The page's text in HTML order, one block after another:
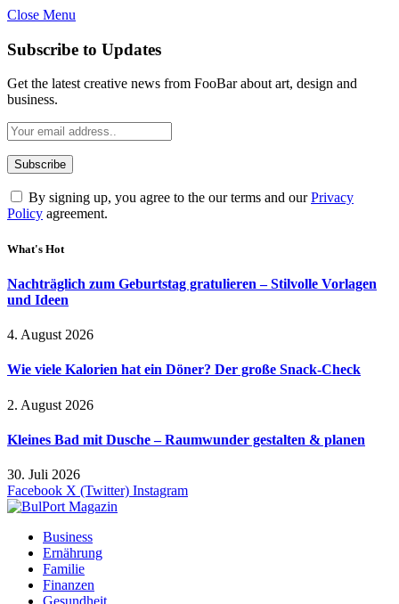
Close Menu
Subscribe to Updates
Get the latest creative news from FooBar about art, design and
business.
By signing up, you agree to the our terms and ourPrivacy
Policy agreement.
What's Hot
Nachträglich zum Geburtstag gratulieren – Stilvolle Vorlagen
und Ideen
4. August 2026
Wie viele Kalorien hat ein Döner? Der große Snack-Check
2. August 2026
Kleines Bad mit Dusche – Raumwunder gestalten & planen
30. Juli 2026
Facebook X (Twitter) Instagram
Business
Ernährung
Familie
Finanzen